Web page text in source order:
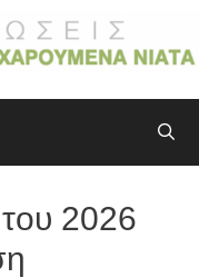
του 2026